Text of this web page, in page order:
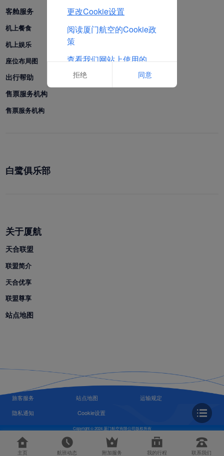
客舱服务
机上餐食
机上娱乐
座位布局图
出行帮助
售票服务机构
售票服务机构
白鹭俱乐部
关于厦航
天合联盟
联盟简介
天合优享
联盟尊享
站点地图
旅客服务 站点地图
运输规定
隐私通知
Cookie设置
Copyright © 2024 厦门航空有限公司版权所有
主页 航班动态 附加服务 我的行程 联系我们
更改Cookie设置
阅读厦门航空的Cookie政
策
查看我们网站上使用的
Cookie的完整列表
拒绝 同意